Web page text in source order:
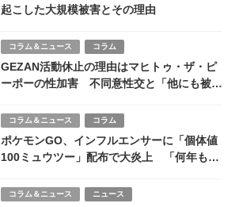
起こした大規模被害とその理由
コラム＆ニュース コラム
GEZAN活動休止の理由はマヒトゥ・ザ・ピ
ーポーの性加害 不同意性交と「他にも被害
コラム＆ニュース コラム
ポケモンGO、インフルエンサーに「個体値
100ミュウツー」配布で大炎上 「何年も厳
コラム＆ニュース ニュース